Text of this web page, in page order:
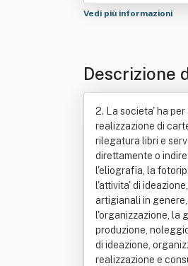
Vedi più informazioni
Descrizione
2. La societa' ha
realizzazione di
rilegatura libri e
direttamente o
l'eliografia, la
l'attivita' di
artigianali in
l'organizzazione, la
produzione,
di ideazione,
realizzazione e